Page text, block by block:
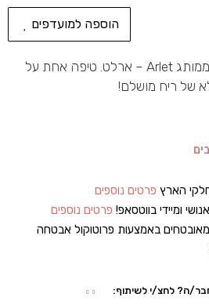
הוספה למועדפים
בושם מבוסס שמן לכלבים ממותג Arlet – ארלט. טיפה אחת על
של ריח מושלם!
הארץ פרטים נוספים
ומיידי בווטסאפ! פרטים נוספים
באמצעות פרוטוקול אבטחה
ה? לחצ/י לשיתוף: